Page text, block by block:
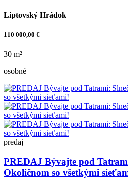
Liptovský Hrádok
110 000,00 €
30 m²
osobné
predaj
PREDAJ Bývajte pod
Okoličnom so všetkými